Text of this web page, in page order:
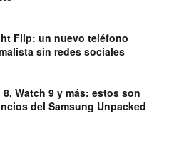
Flip: un nuevo teléfono
sin redes sociales
Watch 9 y más: estos son
del Samsung Unpacked